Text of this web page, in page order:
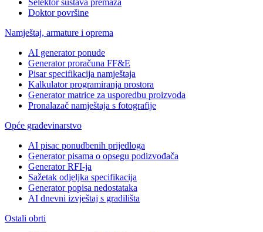
Doktor površine
Namještaj, armature i oprema
AI generator ponude
Generator proračuna FF&E
Pisar specifikacija namještaja
Kalkulator programiranja prostora
Generator matrice za usporedbu proizvoda
Pronalazač namještaja s fotografije
Opće građevinarstvo
AI pisac ponudbenih prijedloga
Generator pisama o opsegu podizvođača
Generator RFI-ja
Sažetak odjeljka specifikacija
Generator popisa nedostataka
AI dnevni izvještaj s gradilišta
Ostali obrti